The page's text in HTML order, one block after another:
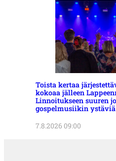
Toista kertaa
kokoaa jälleen
Linnoitukseen suuren
gospelmusiikin ystäviä
7.8.2026 09:00